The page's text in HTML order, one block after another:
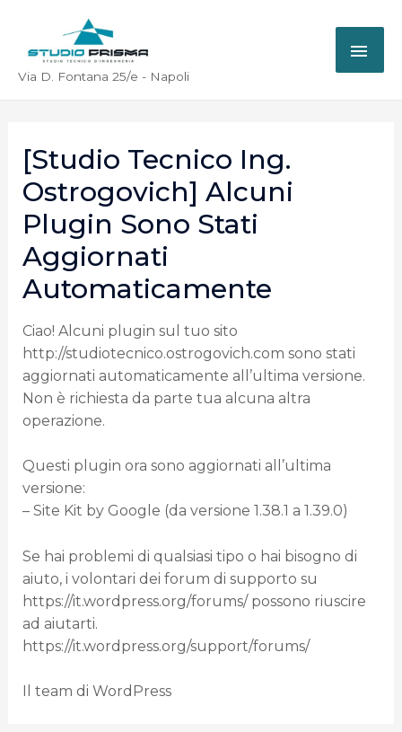
Via D. Fontana 25/e - Napoli
[Studio Tecnico Ing.
Ostrogovich] Alcuni
Plugin Sono Stati
Aggiornati
Automaticamente
Ciao! Alcuni plugin sul tuo sito
http://studiotecnico.ostrogovich.com sono stati
aggiornati automaticamente all’ultima versione.
Non è richiesta da parte tua alcuna altra
operazione.
Questi plugin ora sono aggiornati all’ultima
versione:
– Site Kit by Google (da versione 1.38.1 a 1.39.0)
Se hai problemi di qualsiasi tipo o hai bisogno di
aiuto, i volontari dei forum di supporto su
https://it.wordpress.org/forums/ possono riuscire
ad aiutarti.
https://it.wordpress.org/support/forums/
Il team di WordPress